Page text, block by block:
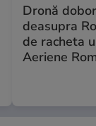
Dronă
deasupra
de racheta
Aeriene